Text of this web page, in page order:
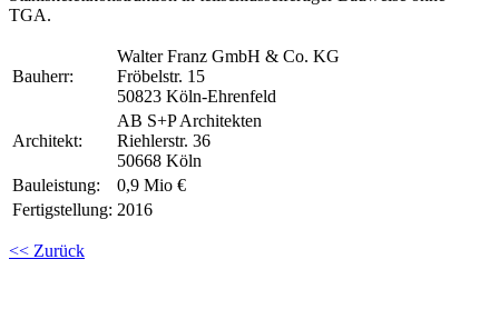
TGA.
Bauherr:
Walter Franz GmbH & Co. KG
Fröbelstr. 15
50823 Köln-Ehrenfeld
Architekt:
AB S+P Architekten
Riehlerstr. 36
50668 Köln
Bauleistung:
0,9 Mio €
Fertigstellung: 2016
<< Zurück